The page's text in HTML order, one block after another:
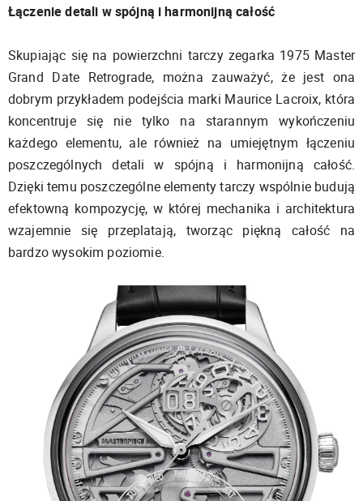
Łączenie detali w spójną i harmonijną całość
Skupiając się na powierzchni tarczy zegarka 1975 Master
Grand Date Retrograde, można zauważyć, że jest ona
dobrym przykładem podejścia marki Maurice Lacroix, która
koncentruje się nie tylko na starannym wykończeniu
każdego elementu, ale również na umiejętnym łączeniu
poszczególnych detali w spójną i harmonijną całość.
Dzięki temu poszczególne elementy tarczy wspólnie budują
efektowną kompozycję, w której mechanika i architektura
wzajemnie się przeplatają, tworząc piękną całość na
bardzo wysokim poziomie.